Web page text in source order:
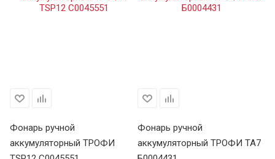
Фонарь ручной
аккумуляторный ТРОФИ
Фонарь ручной
аккумуляторный ТРОФИ TA7